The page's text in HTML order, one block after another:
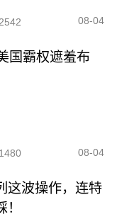
08-04
国霸权遮羞布
08-04
这波操作，连特